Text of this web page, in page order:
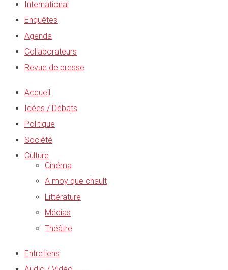
International
Enquêtes
Agenda
Collaborateurs
Revue de presse
Accueil
Idées / Débats
Politique
Société
Culture
Cinéma
A moy que chault
Littérature
Médias
Théâtre
Entretiens